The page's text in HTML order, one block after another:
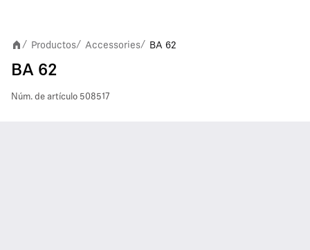
/ Productos/ Accessories/ BA 62
BA 62
Núm. de artículo 508517